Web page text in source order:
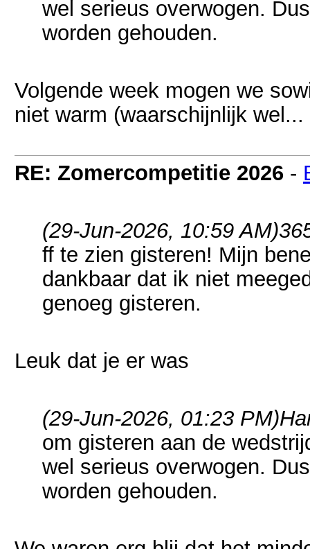
wel serieus overwogen.
worden gehouden.
Volgende week mogen we
niet warm (waarschijnlijk wel...
RE: Zomercompetitie 2026 -
(29-Jun-2026, 10:59 AM)
ff te zien gisteren! Mijn
dankbaar dat ik niet
genoeg gisteren.
Leuk dat je er was
(29-Jun-2026, 01:23 PM)
om gisteren aan de
wel serieus overwogen.
worden gehouden.